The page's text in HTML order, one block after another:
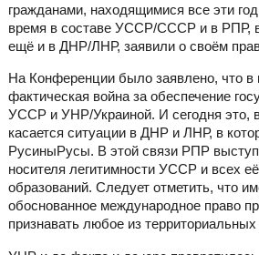
гражданами, находящимися все эти
время в составе УССР/СССР и в РПР, в
ещё и в ДНР/ЛНР, заявили о своём
На Конференции было заявлено, что в
фактическая война за обеспечение
УССР и УНР/Украиной. И сегодня это,
касается ситуации в ДНР и ЛНР, в
РусиныРусы. В этой связи РПР
носителя легитимности УССР и всех
образований. Следует отметить, что
обоснованное международное право
признавать любое из